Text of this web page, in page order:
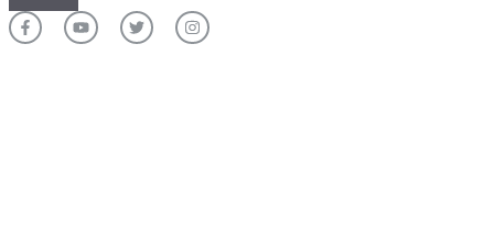
Cerrar